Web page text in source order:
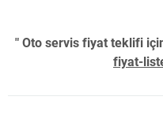
" Oto servis fiyat teklifi
fiyat-